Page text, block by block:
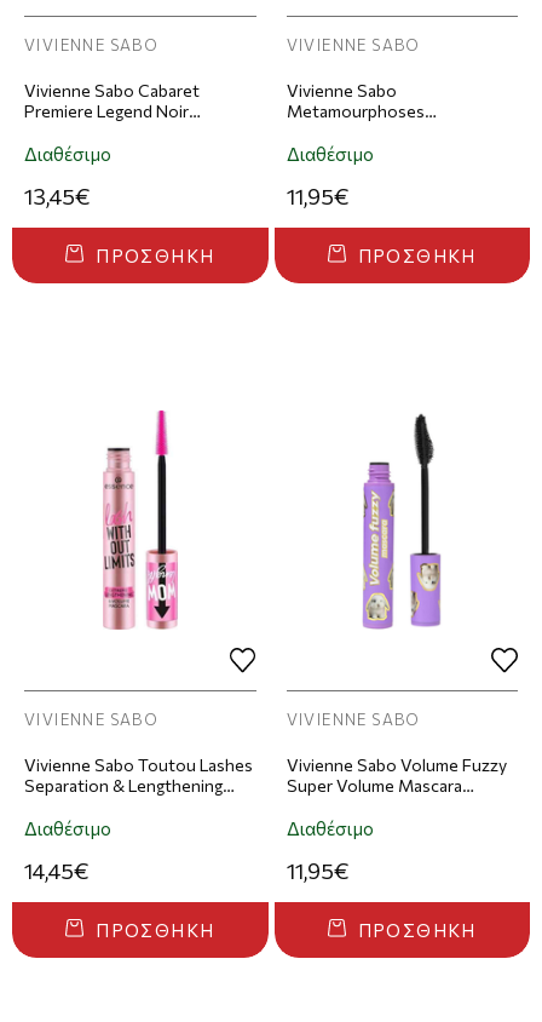
VIVIENNE SABO
Vivienne Sabo Cabaret
Premiere Legend Noir
Διαθέσιμο
13,45€
ΠΡΟΣΘΉΚΗ
VIVIENNE SABO
Vivienne Sabo
Metamourphoses
Mascara Μάσκαρα Για Όγκο
Διαθέσιμο
11,95€
ΠΡΟΣΘΉΚΗ
VIVIENNE SABO
Vivienne Sabo Toutou Lashes
Separation & Lengthening
Διαχωρισμό & Μήκος - 01
Διαθέσιμο
14,45€
ΠΡΟΣΘΉΚΗ
VIVIENNE SABO
Vivienne Sabo Volume Fuzzy
Super Volume Mascara
01
Διαθέσιμο
11,95€
ΠΡΟΣΘΉΚΗ